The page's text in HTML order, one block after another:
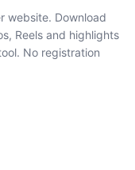
website. Download
Reels and highlights
No registration